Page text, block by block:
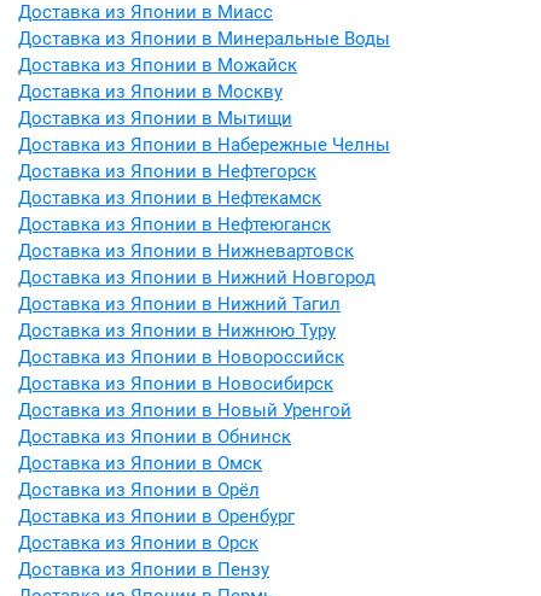
Доставка из Японии в Миасс
Доставка из Японии в Минеральные Воды
Доставка из Японии в Можайск
Доставка из Японии в Москву
Доставка из Японии в Мытищи
Доставка из Японии в Набережные Челны
Доставка из Японии в Нефтегорск
Доставка из Японии в Нефтекамск
Доставка из Японии в Нефтеюганск
Доставка из Японии в Нижневартовск
Доставка из Японии в Нижний Новгород
Доставка из Японии в Нижний Тагил
Доставка из Японии в Нижнюю Туру
Доставка из Японии в Новороссийск
Доставка из Японии в Новосибирск
Доставка из Японии в Новый Уренгой
Доставка из Японии в Обнинск
Доставка из Японии в Омск
Доставка из Японии в Орёл
Доставка из Японии в Оренбург
Доставка из Японии в Орск
Доставка из Японии в Пензу